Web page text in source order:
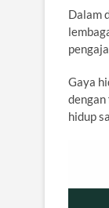
Dalam
Gaya
hidup